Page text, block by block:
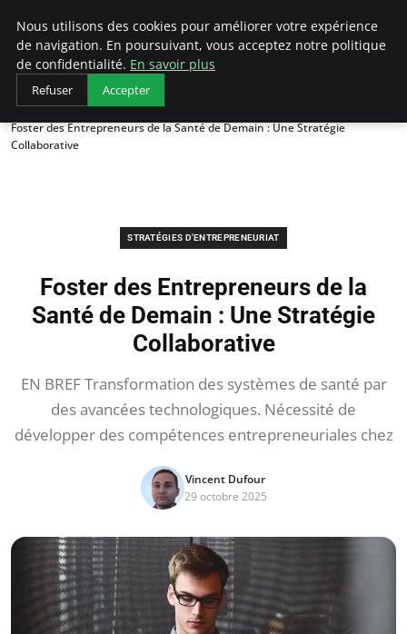
LECFCM
Accueil
Stratégies d'entrepreneuriat
Foster des Entrepreneurs de la Santé de Demain : Une Stratégie
Collaborative
STRATÉGIES D'ENTREPRENEURIAT
Foster des Entrepreneurs de la
Santé de Demain : Une Stratégie
Collaborative
EN BREF Transformation des systèmes de santé par
des avancées technologiques. Nécessité de
développer des compétences entrepreneuriales chez
Vincent Dufour
29 octobre 2025
Nous utilisons des cookies pour améliorer votre expérience
de navigation. En poursuivant, vous acceptez notre politique
de confidentialité. En savoir plus
Refuser Accepter